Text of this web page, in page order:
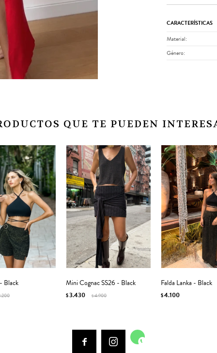
CARACTERÍSTICAS
Material
Género
QUE TE PUEDEN
Black Mini Cognac SS26 - Black
$3.430 $4.900
Falda Lanka - Black
$4.100
  